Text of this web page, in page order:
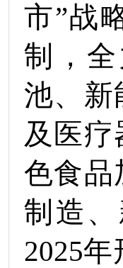
市”战
制，
池、新
及医
色食品
制造
2025年